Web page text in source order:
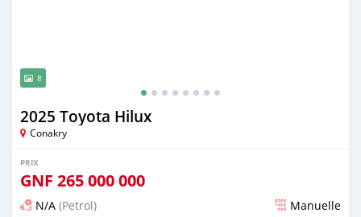
8
2025 Toyota Hilux
Conakry
PRIX
GNF 265 000 000
N/A (Petrol) Manuelle